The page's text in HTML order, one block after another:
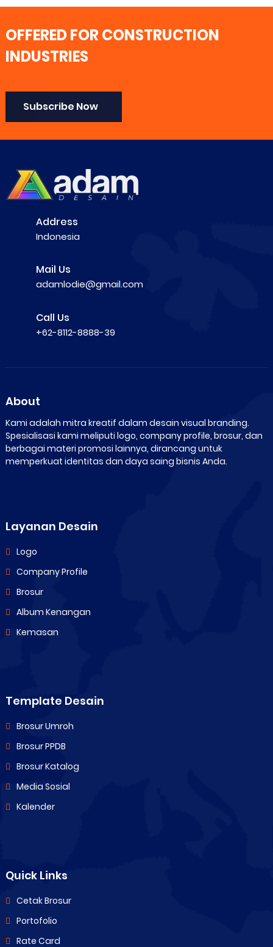
OFFERED FOR CONSTRUCTION
INDUSTRIES
Subscribe Now
Address
Indonesia
Mail Us
adamlodie@gmail.com
Call Us
+62-8112-8888-39
About
Kami adalah mitra kreatif dalam desain visual branding.
Spesialisasi kami meliputi logo, company profile, brosur, dan
berbagai materi promosi lainnya, dirancang untuk
memperkuat identitas dan daya saing bisnis Anda.
Layanan Desain
Logo
Company Profile
Brosur
Album Kenangan
Kemasan
Template Desain
Brosur Umroh
Brosur PPDB
Brosur Katalog
Media Sosial
Kalender
Quick Links
Cetak Brosur
Portofolio
Rate Card